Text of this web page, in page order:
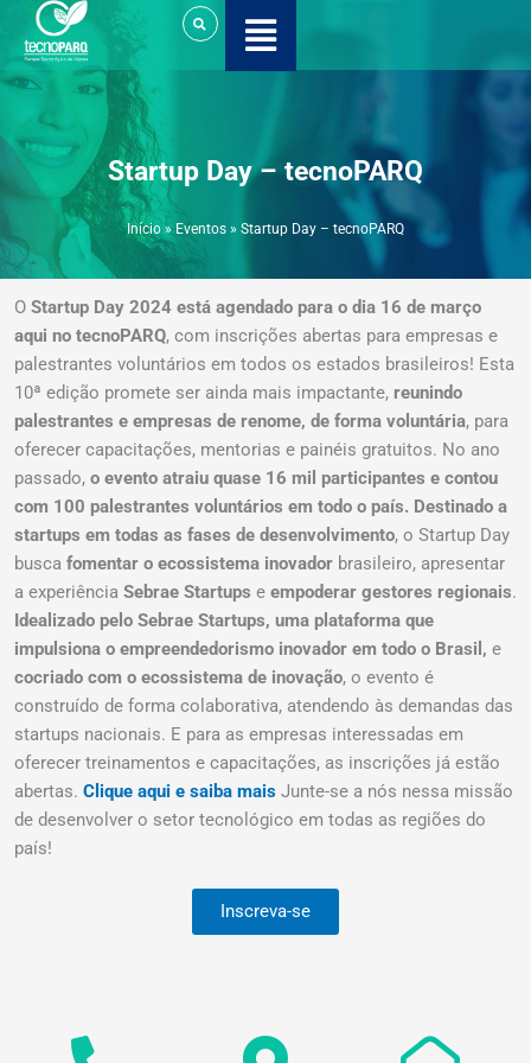
para
o
conteúdo
Startup Day – tecnoPARQ
Início » Eventos » Startup Day – tecnoPARQ
O Startup Day 2024 está agendado para o dia 16 de março
aqui no tecnoPARQ, com inscrições abertas para empresas e
palestrantes voluntários em todos os estados brasileiros! Esta
10ª edição promete ser ainda mais impactante, reunindo
palestrantes e empresas de renome, de forma voluntária, para
oferecer capacitações, mentorias e painéis gratuitos. No ano
passado, o evento atraiu quase 16 mil participantes e contou
com 100 palestrantes voluntários em todo o país. Destinado a
startups em todas as fases de desenvolvimento, o Startup Day
busca fomentar o ecossistema inovador brasileiro, apresentar
a experiência Sebrae Startups e empoderar gestores regionais.
Idealizado pelo Sebrae Startups, uma plataforma que
impulsiona o empreendedorismo inovador em todo o Brasil, e
cocriado com o ecossistema de inovação, o evento é
construído de forma colaborativa, atendendo às demandas das
startups nacionais. E para as empresas interessadas em
oferecer treinamentos e capacitações, as inscrições já estão
abertas. Clique aqui e saiba mais Junte-se a nós nessa missão
de desenvolver o setor tecnológico em todas as regiões do
país!
Inscreva-se